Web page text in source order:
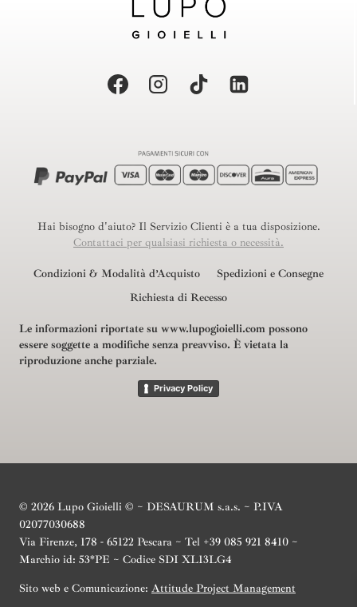
Hai bisogno d'aiuto? Il Servizio Clienti è a tua disposizione.
Contattaci per qualsiasi richiesta o necessità.
Condizioni & Modalità d’Acquisto
Spedizioni e Consegne
Richiesta di Recesso
Le informazioni riportate su www.lupogioielli.com possono
essere soggette a modifiche senza preavviso. È vietata la
riproduzione anche parziale.
Privacy Policy
© 2026 Lupo Gioielli © ~ DESAURUM s.a.s. ~ P.IVA
02077030688
Via Firenze, 178 - 65122 Pescara ~ Tel +39 085 921 8410 ~
Marchio id: 53*PE ~ Codice SDI XL13LG4
Sito web e Comunicazione: Attitude Project Management